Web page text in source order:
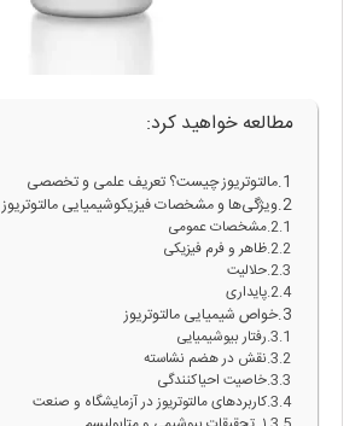
مطالعه خواهید کرد:
مالتوتریوز چیست؟ تعریف علمی و تخصصی
ویژگی‌ها و مشخصات فیزیکوشیمیایی مالتوتریوز
مشخصات عمومی
ظاهر و فرم فیزیکی
حلالیت
پایداری
خواص شیمیایی مالتوتریوز
رفتار بیوشیمیایی
نقش در هضم نشاسته
خاصیت احیاکنندگی
کاربردهای مالتوتریوز در آزمایشگاه و صنعت